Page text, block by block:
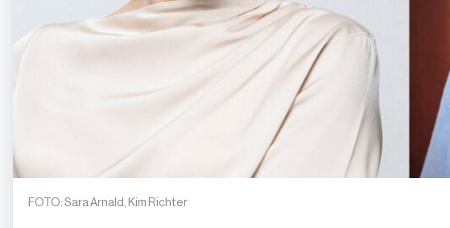
FOTO: Sara Arnald, Kim Richter